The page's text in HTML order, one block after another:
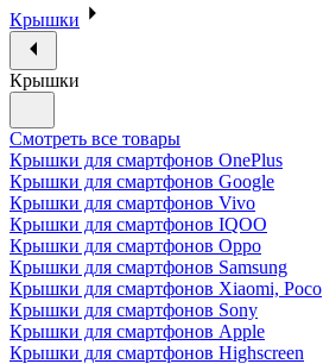
Крышки
Крышки
Смотреть все товары
Крышки для смартфонов OnePlus
Крышки для смартфонов Google
Крышки для смартфонов Vivo
Крышки для смартфонов IQOO
Крышки для смартфонов Oppo
Крышки для смартфонов Samsung
Крышки для смартфонов Xiaomi, Poco
Крышки для смартфонов Sony
Крышки для смартфонов Apple
Крышки для смартфонов Highscreen